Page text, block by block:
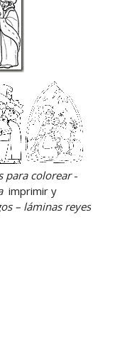
para colorear-
imprimir y
– láminas reyes